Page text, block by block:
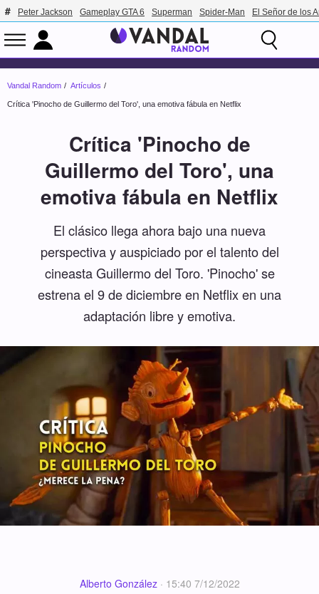
Peter Jackson Gameplay GTA 6 Superman Spider-Man El Señor de los
Vandal Random Artículos
Crítica 'Pinocho de Guillermo del Toro', una emotiva fábula en Netflix
Crítica 'Pinocho de
Guillermo del Toro', una
emotiva fábula en Netflix
El clásico llega ahora bajo una nueva
perspectiva y auspiciado por el talento del
cineasta Guillermo del Toro. 'Pinocho' se
estrena el 9 de diciembre en Netflix en una
adaptación libre y emotiva.
Alberto González· 15:40 7/12/2022